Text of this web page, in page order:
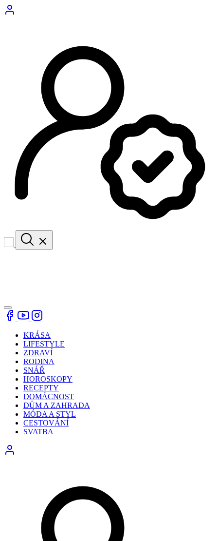
KRÁSA
LIFESTYLE
ZDRAVÍ
RODINA
SNÁŘ
HOROSKOPY
RECEPTY
DOMÁCNOST
DŮM A ZAHRADA
MÓDA A STYL
CESTOVÁNÍ
SVATBA